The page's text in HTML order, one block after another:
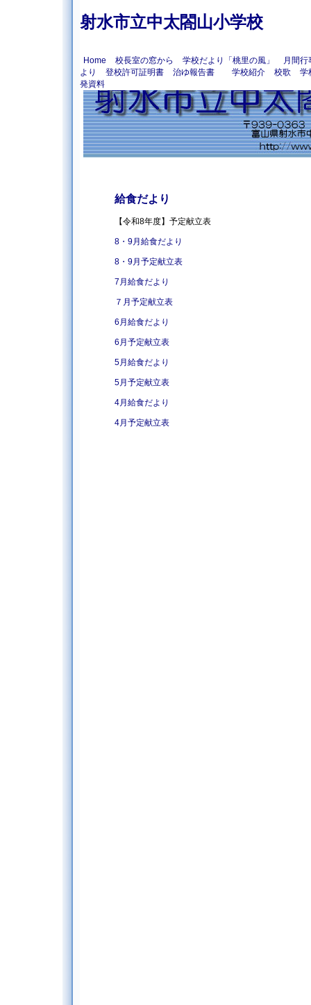
射水市立中太閤山小学校
Home 校長室の窓から 学校だより「桃里の風」
月間行
より
登校許可証明書 治ゆ報告書 学校紹介 校歌
学
発資料
給食だより
【令和8年度】予定献立表
8・9月給食だよ り
8・9月予定献立表
7月給食だより
７月予定献立表
6月給食だより
6月予定献立表
5月給食だより
5月予定献立表
4月給食だより
4月予定献立表